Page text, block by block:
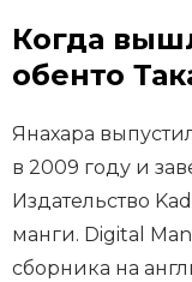
Когда
обенто
Янахара
в 2009 году и
Издательство
манги. Digital
сборника на